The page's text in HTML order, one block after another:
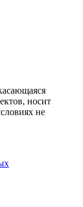
носит
не